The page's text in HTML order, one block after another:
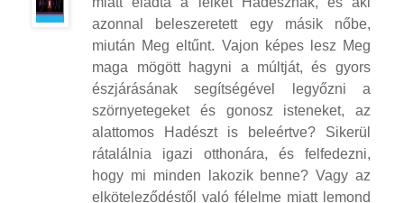
azonnal beleszeretett egy másik nőbe,
miután Meg eltűnt. Vajon képes lesz Meg
maga mögött hagyni a múltját, és gyors
észjárásának segítségével legyőzni a
szörnyetegeket és gonosz isteneket, az
alattomos Hadészt is beleértve? Sikerül
rátalálnia igazi otthonára, és felfedezni,
hogy mi minden lakozik benne? Vagy az
elköteleződéstől való félelme miatt lemond